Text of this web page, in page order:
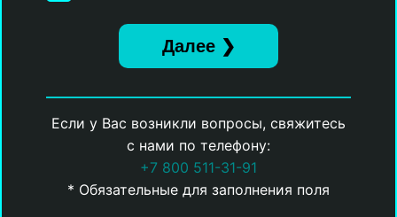
Если у Вас возникли вопросы, свяжитесь
с нами по телефону:
+7 800 511-31-91
* Обязательные для заполнения поля